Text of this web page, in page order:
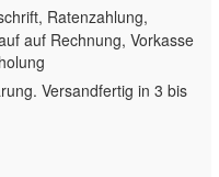
Ratenzahlung,
auf Rechnung, Vorkasse
Versandfertig in 3 bis